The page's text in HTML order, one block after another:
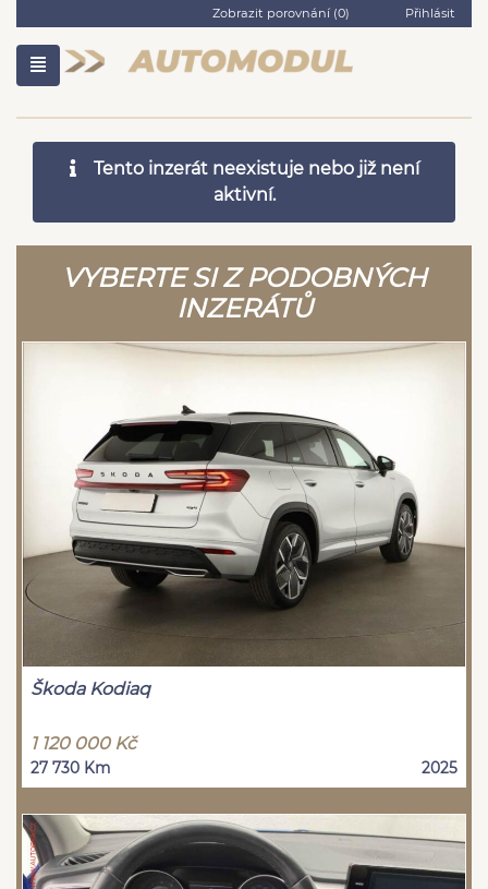
Zobrazit porovnání (0) Přihlásit
Tento inzerát neexistuje nebo již není
aktivní.
VYBERTE SI Z PODOBNÝCH
INZERÁTŮ
Škoda Kodiaq
1 120 000 Kč
27 730 Km 2025